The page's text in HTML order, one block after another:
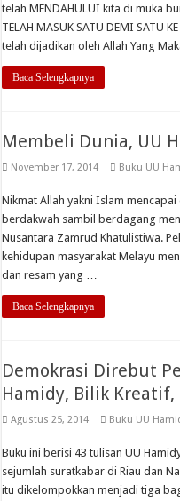
telah MENDAHULUI kita di muka
TELAH MASUK SATU DEMI SATU
telah dijadikan oleh Allah Yang
Baca Selengkapnya
Membeli Dunia, UU
November 17, 2014 Buku UU
Nikmat Allah yakni Islam
berdakwah sambil berdagang
Nusantara Zamrud Khatulistiwa.
kehidupan masyarakat Melayu
dan resam yang …
Baca Selengkapnya
Demokrasi Direbut
Hamidy, Bilik Kreatif,
Agustus 25, 2014 Buku UU
Buku ini berisi 43 tulisan UU
sejumlah suratkabar di Riau dan
itu dikelompokkan menjadi tiga